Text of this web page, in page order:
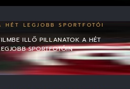
HÉT LEGJOBB SPORTFOTÓI
ILLŐ PILLANATOK A HÉT
SPORTFOTÓIN